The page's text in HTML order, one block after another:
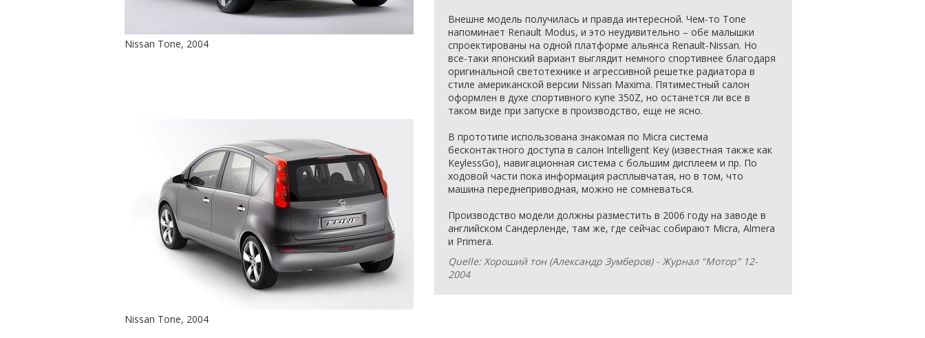
Nissan Tone, 2004
Nissan Tone, 2004
Внешне модель получилась и правда интересной. Чем-то Tone
напоминает Renault Modus, и это неудивительно – обе малышки
спроектированы на одной платформе альянса Renault-Nissan. Но
все-таки японский вариант выглядит немного спортивнее благодаря
оригинальной светотехнике и агрессивной решетке радиатора в
стиле американской версии Nissan Maxima. Пятиместный салон
оформлен в духе спортивного купе 350Z, но останется ли все в
таком виде при запуске в производство, еще не ясно.
В прототипе использована знакомая по Micra система
бесконтактного доступа в салон Intelligent Key (известная также как
KeylessGo), навигационная система с большим дисплеем и пр. По
ходовой части пока информация расплывчатая, но в том, что
машина переднеприводная, можно не сомневаться.
Производство модели должны разместить в 2006 году на заводе в
английском Сандерленде, там же, где сейчас собирают Micra, Almera
и Primera.
Quelle: Хороший тон (Александр Зумберов) - Журнал "Мотор" 12-
2004